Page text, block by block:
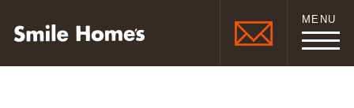
MENU